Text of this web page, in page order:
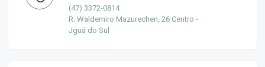
(47) 3372-0814
R. Waldemiro Mazurechen, 26 Centro -
Jguá do Sul